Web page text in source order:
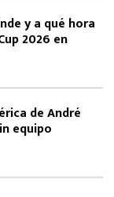
y a qué hora
2026 en
de André
equipo